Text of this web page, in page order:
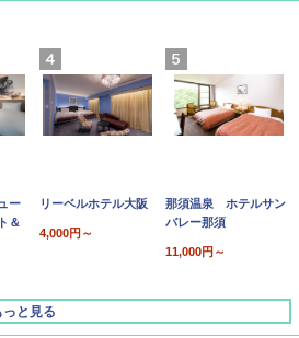
ー
＆
リーベルホテル大阪
4,000円～
那須温泉 ホテルサン
バレー那須
11,000円～
と見る